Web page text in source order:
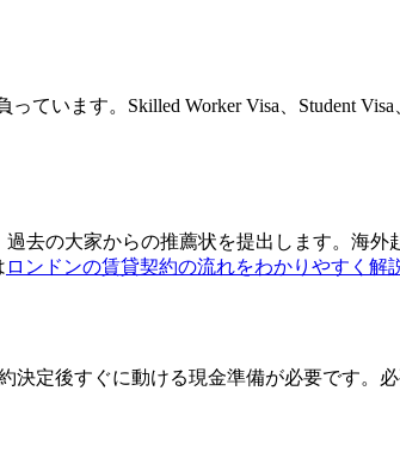
います。Skilled Worker Visa、Student Visa
去の大家からの推薦状を提出します。海外
ロンドンの賃貸契約の流れをわかりやすく解
決定後すぐに動ける現金準備が必要です。